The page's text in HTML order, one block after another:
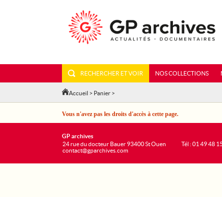
RECHERCHER ET VOIR NOS COLLECTIONS
Accueil > Panier >
Vous n'avez pas les droits d'accès à cette page.
GP archives
24 rue du docteur Bauer 93400 St Ouen
contact@gparchives.com
Tél : 01 49 48